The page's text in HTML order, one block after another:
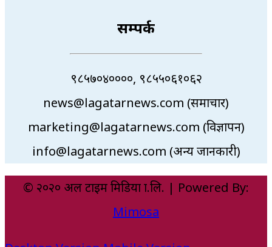
सम्पर्क
९८५७०४००००, ९८५५०६१०६२
news@lagatarnews.com (समाचार)
marketing@lagatarnews.com (विज्ञापन)
info@lagatarnews.com (अन्य जानकारी)
© २०२० अल टाइम मिडिया प्रा.लि. | Powered By:
Mimosa